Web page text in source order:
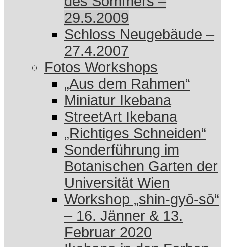
29.5.2009
Schloss Neugebäude –
27.4.2007
Fotos Workshops
„Aus dem Rahmen“
Miniatur Ikebana
StreetArt Ikebana
„Richtiges Schneiden“
Sonderführung im
Botanischen Garten der
Universität Wien
Workshop „shin-gyō-sō“
– 16. Jänner & 13.
Februar 2020